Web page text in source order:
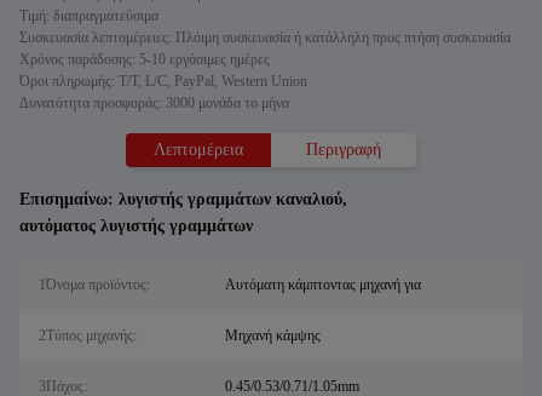
Τιμή: διαπραγματεύσιμα
Συσκευασία λεπτομέρειες: Πλόιμη συσκευασία ή κατάλληλη προς πτήση συσκευασία
Χρόνος παράδοσης: 5-10 εργάσιμες ημέρες
Όροι πληρωμής: T/T, L/C, PayPal, Western Union
Δυνατότητα προσφοράς: 3000 μονάδα το μήνα
Λεπτομέρεια Περιγραφή
Επισημαίνω: λυγιστής γραμμάτων καναλιού,
αυτόματος λυγιστής γραμμάτων
1Όνομα προϊόντος: Αυτόματη κάμπτοντας μηχανή για
2Τύπος μηχανής: Μηχανή κάμψης
3Πάχος: 0.45/0.53/0.71/1.05mm